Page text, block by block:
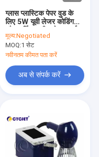
ग्लास प्लास्टिक पेपर वुड के
लिए 5W यूवी लेजर कोडिंग
मूल्य:Negotiated
MOQ:1 सेट
नवीनतम कीमत पता करें
अब से संपर्क करें